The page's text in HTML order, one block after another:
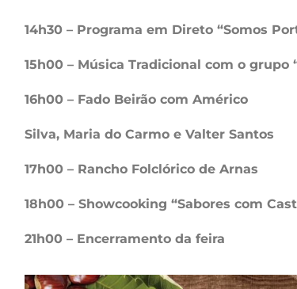
14h30 – Programa em Direto “Somos
15h00 – Música Tradicional com o grupo
16h00 – Fado Beirão com Américo
Silva, Maria do Carmo e Valter Santos
17h00 – Rancho Folclórico de Arnas
18h00 – Showcooking “Sabores com
21h00 – Encerramento da feira